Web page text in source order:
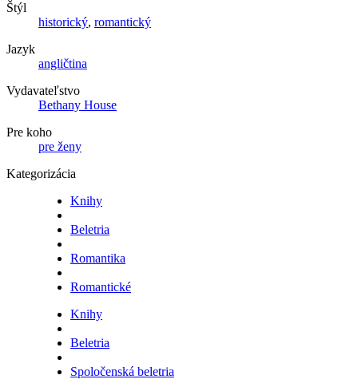
Štýl
historický, romantický
Jazyk
angličtina
Vydavateľstvo
Bethany House
Pre koho
pre ženy
Kategorizácia
Knihy
Beletria
Romantika
Romantické
Knihy
Beletria
Spoločenská beletria